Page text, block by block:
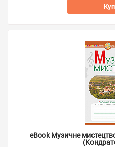
eBook Музичне